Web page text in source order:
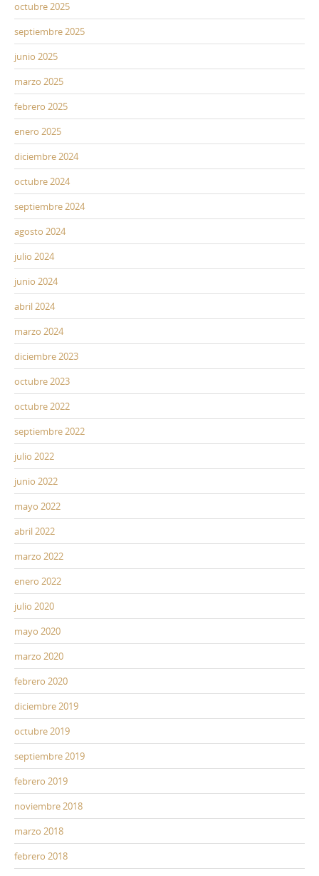
octubre 2025
septiembre 2025
junio 2025
marzo 2025
febrero 2025
enero 2025
diciembre 2024
octubre 2024
septiembre 2024
agosto 2024
julio 2024
junio 2024
abril 2024
marzo 2024
diciembre 2023
octubre 2023
octubre 2022
septiembre 2022
julio 2022
junio 2022
mayo 2022
abril 2022
marzo 2022
enero 2022
julio 2020
mayo 2020
marzo 2020
febrero 2020
diciembre 2019
octubre 2019
septiembre 2019
febrero 2019
noviembre 2018
marzo 2018
febrero 2018